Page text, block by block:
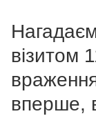
візитом
вперше,